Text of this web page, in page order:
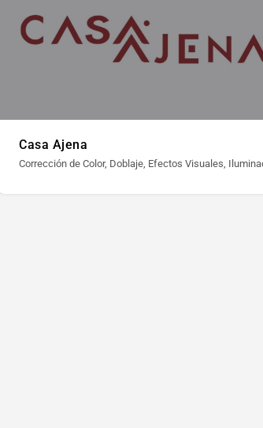
/ Edición, Producción de Video, Publicidad, Video
Casa Ajena
Corrección de Color, Doblaje, Efectos Visuales,